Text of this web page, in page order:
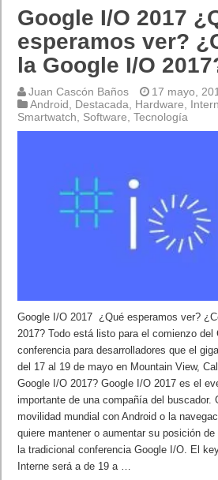
Google I/O 2017
esperamos ver?
la Google I/O
Juan Cascón Baños
17 mayo,
Android
Destacada Hardware
Smartwatch
Software ,Tecnología
Google I/O 2017 ¿Qué esperamos ver?
2017? Todo está listo para el comienzo del
conferencia para desarrolladores que el
del 17 al 19 de mayo en Mountain View,
Google I/O 2017? Google I/O 2017 es el
importante de una compañía del buscador.
movilidad mundial con Android o la
quiere mantener o aumentar su posición
la tradicional conferencia Google I/O. El
Interne será a de 19 a …